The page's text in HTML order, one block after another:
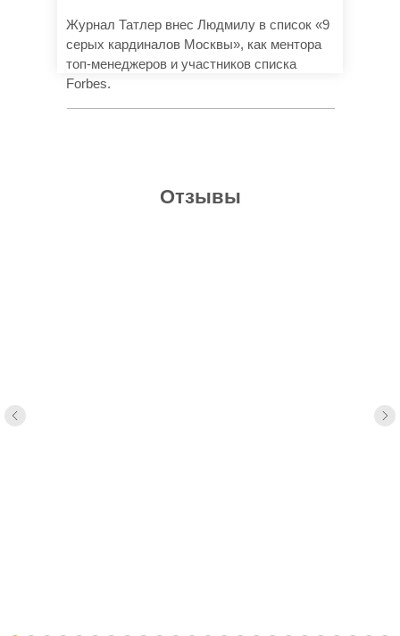
Журнал Татлер внес Людмилу в список «9
серых кардиналов Москвы», как ментора
топ-менеджеров и участников списка
Forbes.
Отзывы